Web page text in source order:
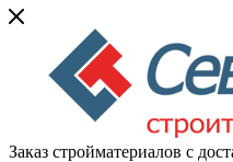
Заказ стройматериалов с